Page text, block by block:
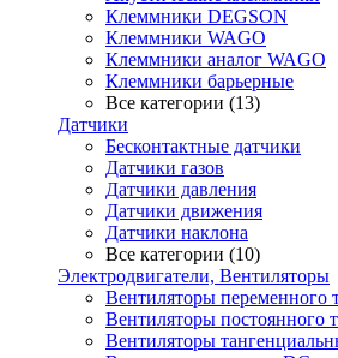
Клеммники DEGSON
Клеммники WAGO
Клеммники аналог WAGO
Клеммники барьерные
Все категории (13)
Датчики
Бесконтактные датчики
Датчики газов
Датчики давления
Датчики движения
Датчики наклона
Все категории (10)
Электродвигатели, Вентиляторы
Вентиляторы переменного
Вентиляторы постоянного
Вентиляторы